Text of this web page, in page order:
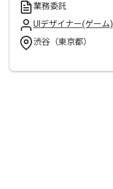
業務委託
UIデザイナー(ゲーム)
渋谷（東京都）